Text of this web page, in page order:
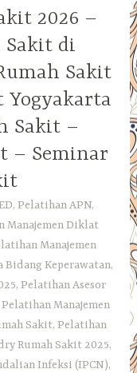
2026 –
Sakit di
Sakit
Sakit –
– Seminar
Pelatihan APN,
Manajemen Diklat
Manajemen
Bidang Keperawatan,
Pelatihan Asesor
Manajemen
Sakit, Pelatihan
Rumah Sakit 2025,
Infeksi (IPCN),